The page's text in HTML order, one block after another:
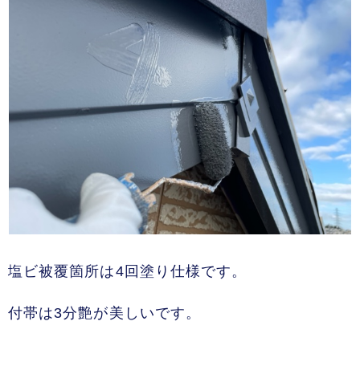
塩ビ被覆箇所は4回塗り仕様です。
付帯は3分艶が美しいです。